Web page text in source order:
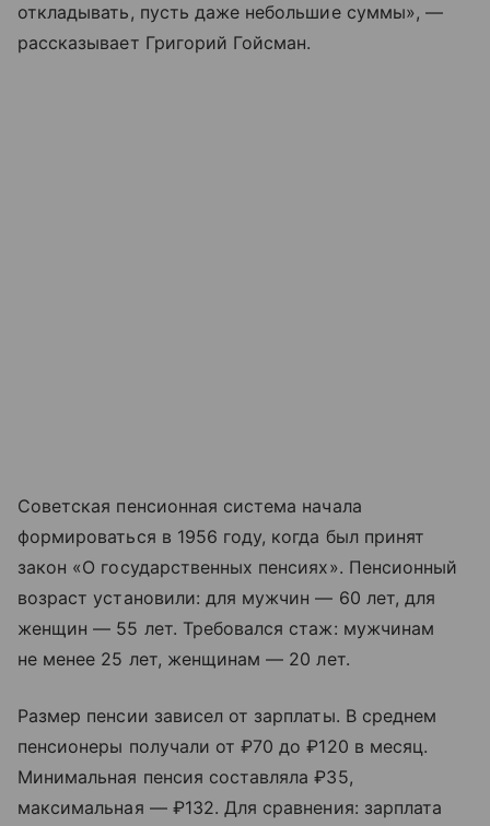
откладывать, пусть даже небольшие суммы», —
рассказывает Григорий Гойсман.
Советская пенсионная система начала
формироваться в 1956 году, когда был принят
закон «О государственных пенсиях». Пенсионный
возраст установили: для мужчин — 60 лет, для
женщин — 55 лет. Требовался стаж: мужчинам
не менее 25 лет, женщинам — 20 лет.
Размер пенсии зависел от зарплаты. В среднем
пенсионеры получали от ₽70 до ₽120 в месяц.
Минимальная пенсия составляла ₽35,
максимальная — ₽132. Для сравнения: зарплата